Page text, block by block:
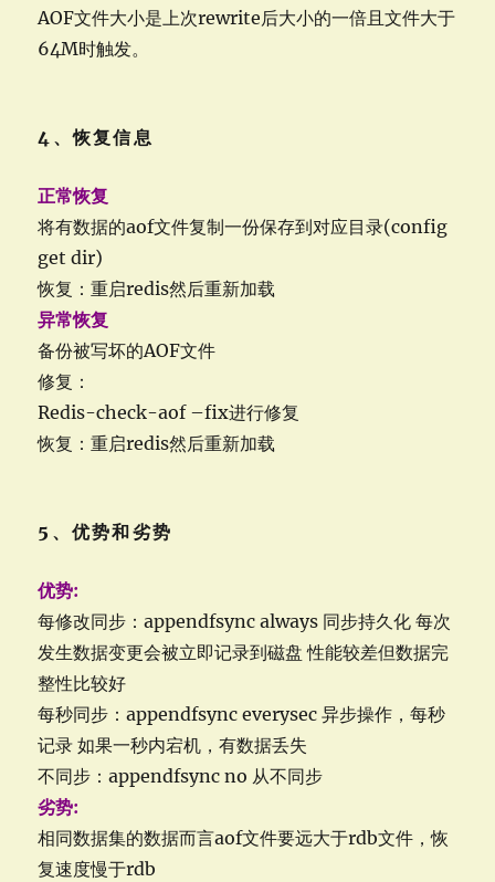
AOF文件大小是上次rewrite后大小的一倍且文件大于
64M时触发。
4、恢复信息
正常恢复
将有数据的aof文件复制一份保存到对应目录(config
get dir)
恢复：重启redis然后重新加载
异常恢复
备份被写坏的AOF文件
修复：
Redis-check-aof –fix进行修复
恢复：重启redis然后重新加载
5、优势和劣势
优势:
每修改同步：appendfsync always 同步持久化 每次
发生数据变更会被立即记录到磁盘 性能较差但数据完
整性比较好
每秒同步：appendfsync everysec 异步操作，每秒
记录 如果一秒内宕机，有数据丢失
不同步：appendfsync no 从不同步
劣势:
相同数据集的数据而言aof文件要远大于rdb文件，恢
复速度慢于rdb